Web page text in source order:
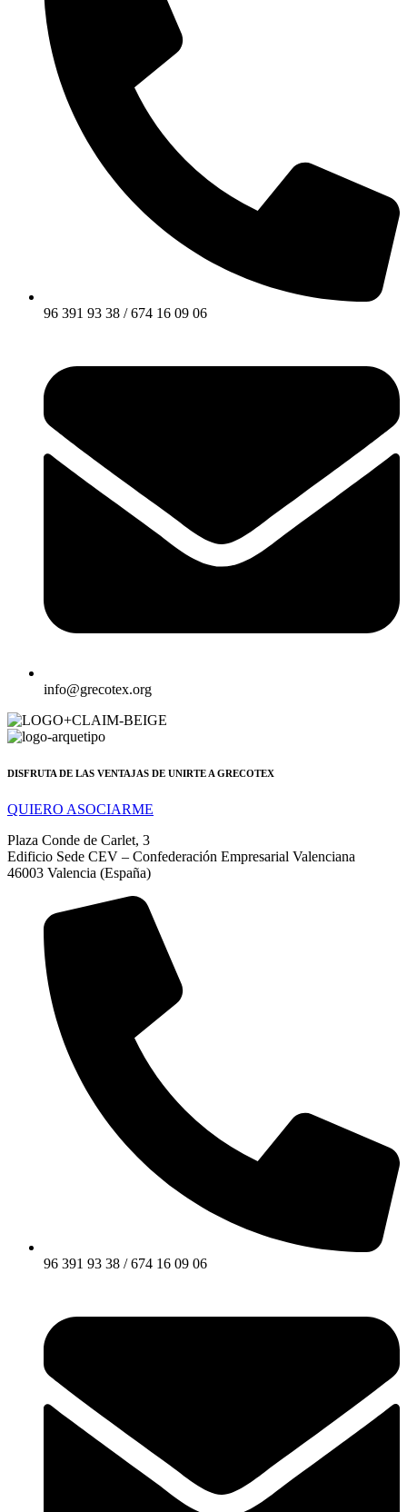
96 391 93 38 / 674 16 09 06
info@grecotex.org
DISFRUTA DE LAS VENTAJAS DE UNIRTE A GRECOTEX
QUIERO ASOCIARME
Plaza Conde de Carlet, 3
Edificio Sede CEV – Confederación Empresarial Valenciana
46003 Valencia (España)
96 391 93 38 / 674 16 09 06